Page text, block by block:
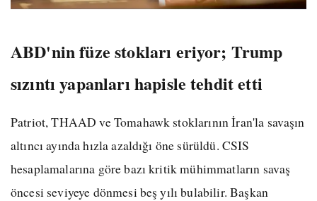
ABD'nin füze stokları eriyor; Trump
sızıntı yapanları hapisle tehdit etti
Patriot, THAAD ve Tomahawk stoklarının İran'la savaşın
altıncı ayında hızla azaldığı öne sürüldü. CSIS
hesaplamalarına göre bazı kritik mühimmatların savaş
öncesi seviyeye dönmesi beş yılı bulabilir. Başkan